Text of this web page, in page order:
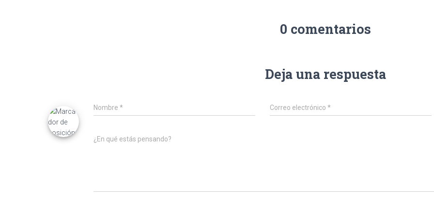
0 comentarios
Deja una respuesta
Nombre * Correo electrónico *
¿En qué estás pensando?